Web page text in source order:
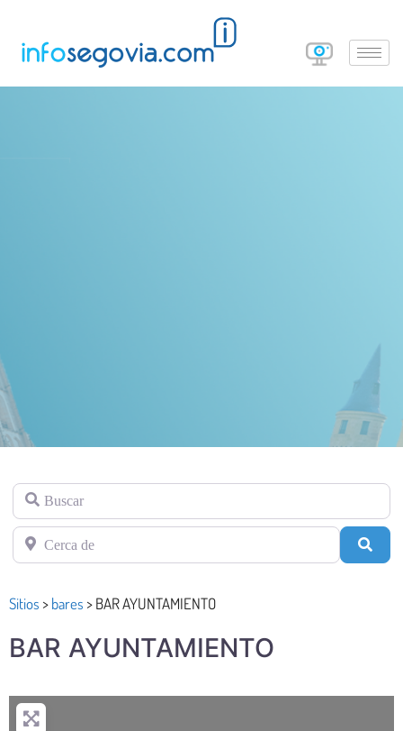
Buscar
Cerca de
Sitios >bares >BAR AYUNTAMIENTO
BAR AYUNTAMIENTO